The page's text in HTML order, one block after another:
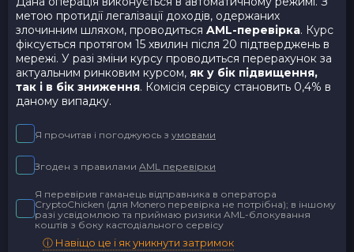
метою протидії легалізації доходів, одержаних
злочинним шляхом, проводиться AML-перевірка. Курс
фіксується протягом 15 хвилин після 20 підтверджень в
мережі. У разі зміни курсу проводиться перерахунок за
актуальним ринковим курсом, як у бік підвищення,
так і в бік зниження. Комісія сервісу становить 0,4% в
даному випадку.
Я прочитав і погоджуюсь з умовами
Згоден з правилами AML перевірки
Я перевірив гаманець відправника в оператора
CryptoChicken (для Monero перевірка не потрібна); в іншому
разі усвідомлюю та приймаю ризики AML-блокування
коштів з боку кастодіального сервісу
ⓘ Навіщо це і як уникнути затримок